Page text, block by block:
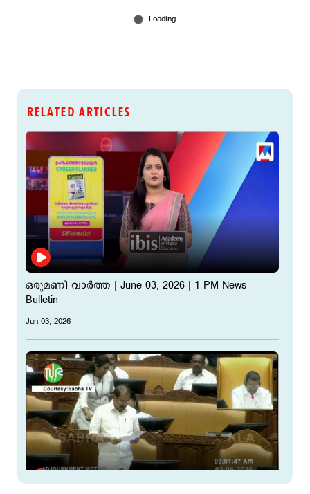
RELATED ARTICLES
ഒരുമണി വാര്‍ത്ത | June 03, 2026 | 1 PM News
Bulletin
Jun 03, 2026